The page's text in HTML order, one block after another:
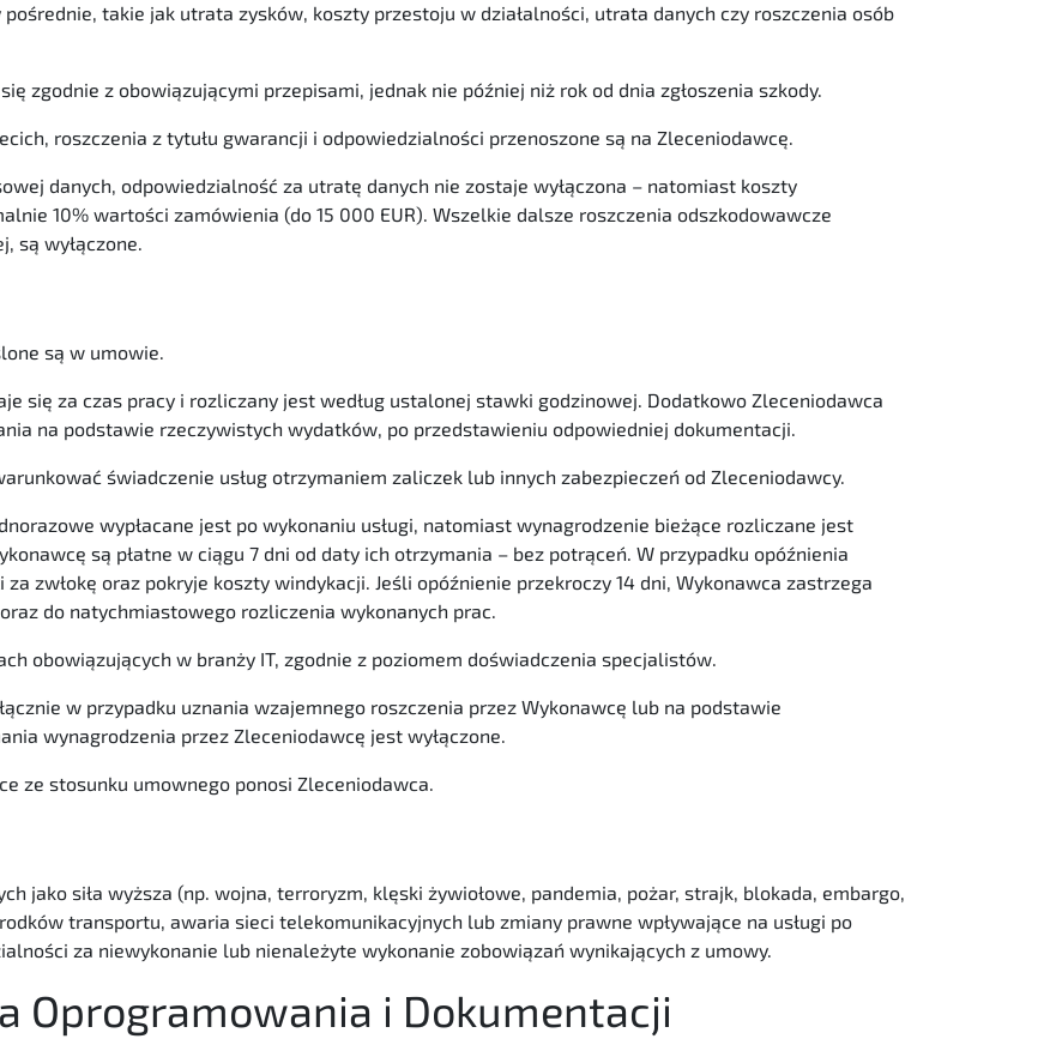
takie jak utrata zysków, koszty przestoju w działalności, utrata danych czy roszczenia osób
zgodnie z obowiązującymi przepisami, jednak nie później niż rok od dnia zgłoszenia szkody.
roszczenia z tytułu gwarancji i odpowiedzialności przenoszone są na Zleceniodawcę.
danych, odpowiedzialność za utratę danych nie zostaje wyłączona – natomiast koszty
10% wartości zamówienia (do 15 000 EUR). Wszelkie dalsze roszczenia odszkodowawcze
są wyłączone.
są w umowie.
się za czas pracy i rozliczany jest według ustalonej stawki godzinowej. Dodatkowo Zleceniodawca
na podstawie rzeczywistych wydatków, po przedstawieniu odpowiedniej dokumentacji.
świadczenie usług otrzymaniem zaliczek lub innych zabezpieczeń od Zleceniodawcy.
wypłacane jest po wykonaniu usługi, natomiast wynagrodzenie bieżące rozliczane jest
są płatne w ciągu 7 dni od daty ich otrzymania – bez potrąceń. W przypadku opóźnienia
zwłokę oraz pokryje koszty windykacji. Jeśli opóźnienie przekroczy 14 dni, Wykonawca zastrzega
do natychmiastowego rozliczenia wykonanych prac.
obowiązujących w branży IT, zgodnie z poziomem doświadczenia specjalistów.
w przypadku uznania wzajemnego roszczenia przez Wykonawcę lub na podstawie
wynagrodzenia przez Zleceniodawcę jest wyłączone.
ze stosunku umownego ponosi Zleceniodawca.
jako siła wyższa (np. wojna, terroryzm, klęski żywiołowe, pandemia, pożar, strajk, blokada, embargo,
transportu, awaria sieci telekomunikacyjnych lub zmiany prawne wpływające na usługi po
za niewykonanie lub nienależyte wykonanie zobowiązań wynikających z umowy.
Oprogramowania i Dokumentacji